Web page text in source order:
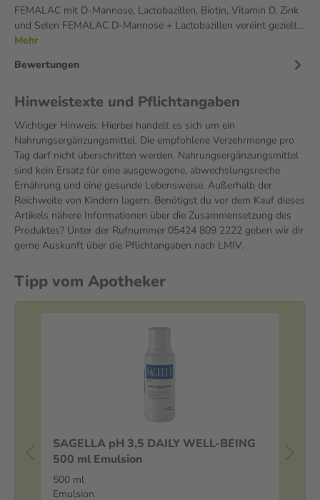
FEMALAC mit D-Mannose, Lactobazillen, Biotin, Vitamin D, Zink
und Selen FEMALAC D-Mannose + Lactobazillen vereint gezielt…
Mehr
Bewertungen
Hinweistexte und Pflichtangaben
Wichtiger Hinweis: Hierbei handelt es sich um ein
Nahrungsergänzungsmittel. Die empfohlene Verzehrmenge pro
Tag darf nicht überschritten werden. Nahrungsergänzungsmittel
sind kein Ersatz für eine ausgewogene, abwechslungsreiche
Ernährung und eine gesunde Lebensweise. Außerhalb der
Reichweite von Kindern lagern. Benötigst du vor dem Kauf dieses
Artikels nähere Informationen über die Zusammensetzung des
Produktes? Unter der Rufnummer 05424 809 2222 geben wir dir
gerne Auskunft über die Pflichtangaben nach LMIV.
Tipp vom Apotheker
SAGELLA pH 3,5 DAILY WELL-BEING
500 ml Emulsion
500 ml
Emulsion